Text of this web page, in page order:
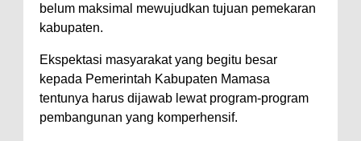
belum maksimal mewujudkan tujuan pemekaran
kabupaten.
Ekspektasi masyarakat yang begitu besar
kepada Pemerintah Kabupaten Mamasa
tentunya harus dijawab lewat program-program
pembangunan yang komperhensif.